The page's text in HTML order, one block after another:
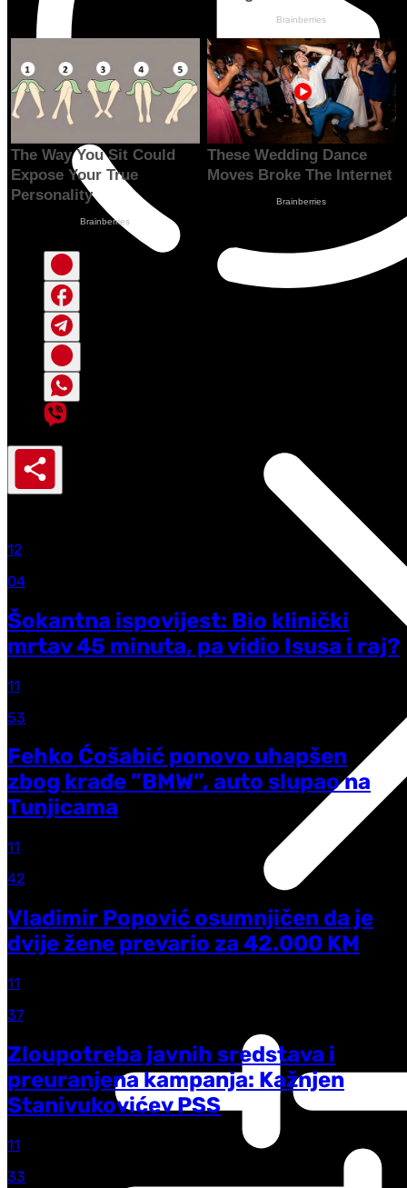
Playback speed
12
04
Šokantna ispovijest: Bio klinički
mrtav 45 minuta, pa vidio Isusa i raj?
11
53
Fehko Ćošabić ponovo uhapšen
zbog krađe ”BMW”, auto slupao na
Tunjicama
11
42
Vladimir Popović osumnjičen da je
dvije žene prevario za 42.000 KM
11
37
Zloupotreba javnih sredstava i
preuranjena kampanja: Kažnjen
Stanivukovićev PSS
11
33